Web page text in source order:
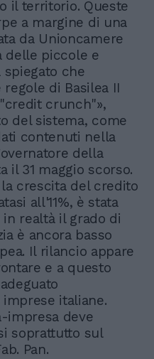
il territorio. Queste
a margine di una
da Unioncamere
delle piccole e
spiegato che
di Basilea II
crunch"»,
del sistema, come
contenuti nella
della
il 31 maggio scorso.
crescita del credito
all'11%, è stata
realtà il grado di
è ancora basso
Il rilancio appare
e a questo
italiane.
impresa deve
soprattutto sul
Pan.